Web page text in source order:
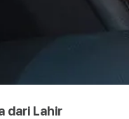
dari Lahir